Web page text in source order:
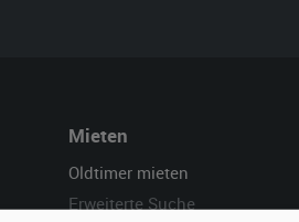
Mieten
Oldtimer mieten
Erweiterte Suche